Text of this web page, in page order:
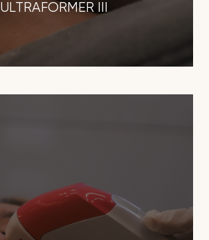
ULTRAFORMER III